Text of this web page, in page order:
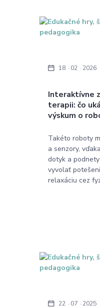
Interaktívne
terapii: čo
výskum o
18 02 2026
Takéto roboty
a senzory,
dotyk a
vyvolať
relaxáciu cez
22 07 2025